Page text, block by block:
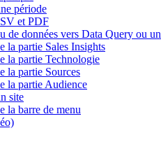
période
et PDF
de données vers Data Query ou
la partie Sales Insights
la partie Technologie
la partie Sources
la partie Audience
site
la barre de menu